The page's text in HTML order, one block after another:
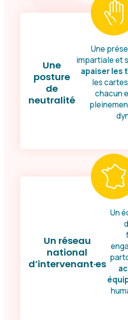
Une
posture
de
neutralité
Une
impartiale et
apaiser les
les
Un réseau
national
d’intervenant·es
Un